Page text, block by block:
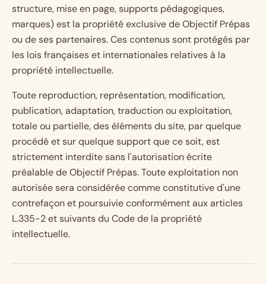
structure, mise en page, supports pédagogiques,
marques) est la propriété exclusive de Objectif Prépas
ou de ses partenaires. Ces contenus sont protégés par
les lois françaises et internationales relatives à la
propriété intellectuelle.
Toute reproduction, représentation, modification,
publication, adaptation, traduction ou exploitation,
totale ou partielle, des éléments du site, par quelque
procédé et sur quelque support que ce soit, est
strictement interdite sans l'autorisation écrite
préalable de Objectif Prépas. Toute exploitation non
autorisée sera considérée comme constitutive d'une
contrefaçon et poursuivie conformément aux articles
L.335-2 et suivants du Code de la propriété
intellectuelle.